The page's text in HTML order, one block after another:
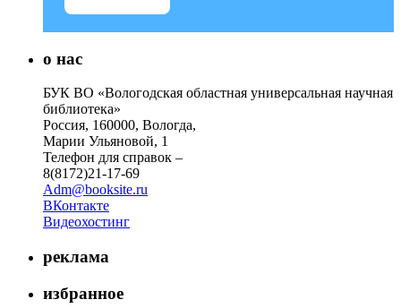
о нас
БУК ВО «Вологодская областная универсальная научная
библиотека»
Россия, 160000, Вологда,
Марии Ульяновой, 1
Телефон для справок –
8(8172)21-17-69
Adm@booksite.ru
ВКонтакте
Видеохостинг
реклама
избранное